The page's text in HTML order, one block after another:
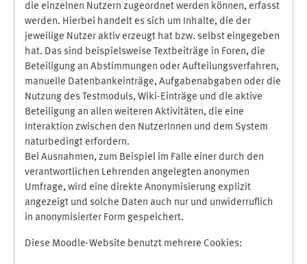
die einzelnen Nutzern zugeordnet werden können, erfasst
werden. Hierbei handelt es sich um Inhalte, die der
jeweilige Nutzer aktiv erzeugt hat bzw. selbst eingegeben
hat. Das sind beispielsweise Textbeiträge in Foren, die
Beteiligung an Abstimmungen oder Aufteilungsverfahren,
manuelle Datenbankeinträge, Aufgabenabgaben oder die
Nutzung des Testmoduls, Wiki-Einträge und die aktive
Beteiligung an allen weiteren Aktivitäten, die eine
Interaktion zwischen den NutzerInnen und dem System
naturbedingt erfordern.
Bei Ausnahmen, zum Beispiel im Falle einer durch den
verantwortlichen Lehrenden angelegten anonymen
Umfrage, wird eine direkte Anonymisierung explizit
angezeigt und solche Daten auch nur und unwiderruflich
in anonymisierter Form gespeichert.
Diese Moodle-Website benutzt mehrere Cookies: